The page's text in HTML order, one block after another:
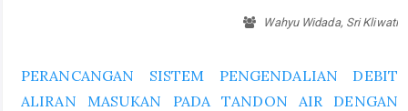
Wahyu Widada, Sri Kliwati
PERANCANGAN SISTEM PENGENDALIAN DEBIT
ALIRAN MASUKAN PADA TANDON AIR DENGAN